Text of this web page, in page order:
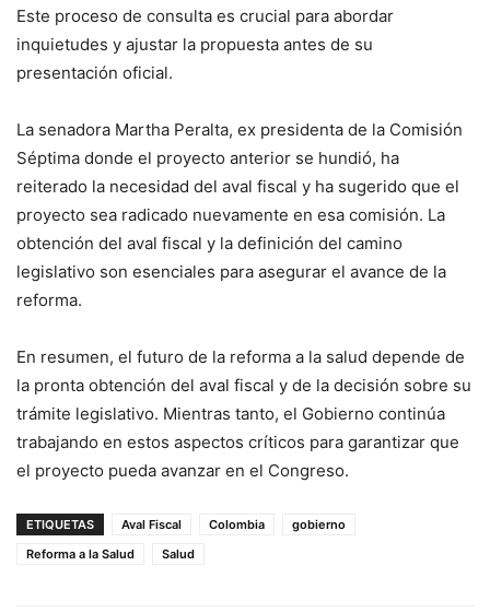
Este proceso de consulta es crucial para abordar
inquietudes y ajustar la propuesta antes de su
presentación oficial.
La senadora Martha Peralta, ex presidenta de la Comisión
Séptima donde el proyecto anterior se hundió, ha
reiterado la necesidad del aval fiscal y ha sugerido que el
proyecto sea radicado nuevamente en esa comisión. La
obtención del aval fiscal y la definición del camino
legislativo son esenciales para asegurar el avance de la
reforma.
En resumen, el futuro de la reforma a la salud depende de
la pronta obtención del aval fiscal y de la decisión sobre su
trámite legislativo. Mientras tanto, el Gobierno continúa
trabajando en estos aspectos críticos para garantizar que
el proyecto pueda avanzar en el Congreso.
ETIQUETAS Aval Fiscal Colombia
gobierno
Reforma a la Salud
Salud